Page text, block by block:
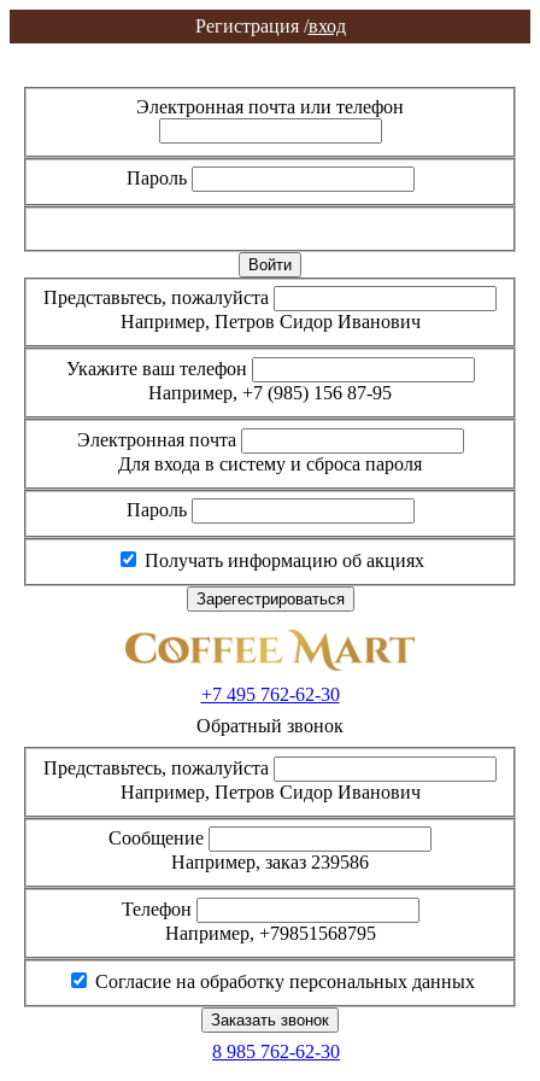
Регистрация /вход
Электронная почта или телефон
Пароль
Представьтесь, пожалуйста
Например, Петров Сидор Иванович
Укажите ваш телефон
Например, +7 (985) 156 87-95
Электронная почта
Для входа в систему и сброса пароля
Пароль
Получать информацию об акциях
+7 495762-62-30
Обратный звонок
Представьтесь, пожалуйста
Например, Петров Сидор Иванович
Сообщение
Например, заказ 239586
Телефон
Например, +79851568795
Согласие на обработку персональных данных
8 985 762-62-30